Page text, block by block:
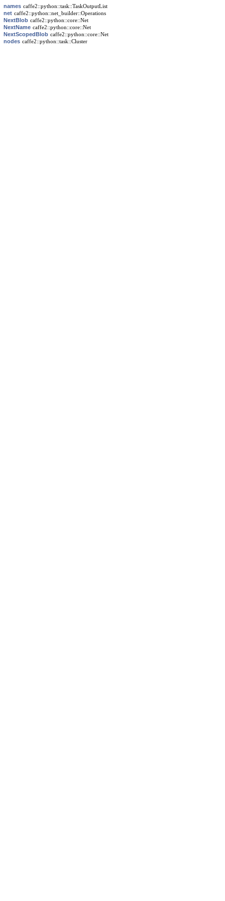
names caffe2::python::task::TaskOutputList
net caffe2::python::net_builder::Operations
NextBlob caffe2::python::core::Net
NextName caffe2::python::core::Net
NextScopedBlob caffe2::python::core::Net
nodes caffe2::python::task::Cluster